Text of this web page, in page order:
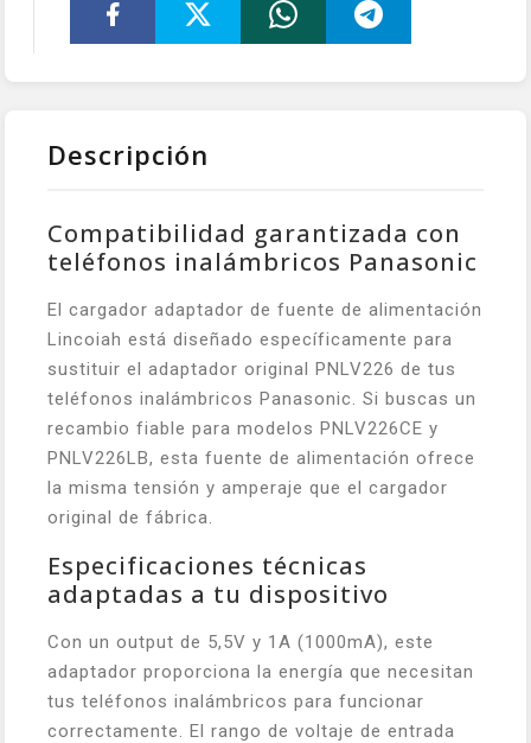
Descripción
Compatibilidad garantizada con
teléfonos inalámbricos Panasonic
El cargador adaptador de fuente de alimentación
Lincoiah está diseñado específicamente para
sustituir el adaptador original PNLV226 de tus
teléfonos inalámbricos Panasonic. Si buscas un
recambio fiable para modelos PNLV226CE y
PNLV226LB, esta fuente de alimentación ofrece
la misma tensión y amperaje que el cargador
original de fábrica.
Especificaciones técnicas
adaptadas a tu dispositivo
Con un output de 5,5V y 1A (1000mA), este
adaptador proporciona la energía que necesitan
tus teléfonos inalámbricos para funcionar
correctamente. El rango de voltaje de entrada